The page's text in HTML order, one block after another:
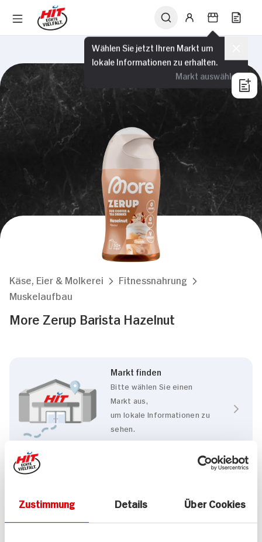
Zustimmung Details Über Cookies
Wählen Sie jetzt Ihren Markt um
lokale Informationen zu erhalten.
Markt auswählen
Käse, Eier & Molkerei
Fitnessnahrung
Muskelaufbau
More Zerup Barista Hazelnut
Markt finden
Bitte wählen Sie einen
Markt aus,
um lokale Informationen zu
sehen.
Zum Marktfinder